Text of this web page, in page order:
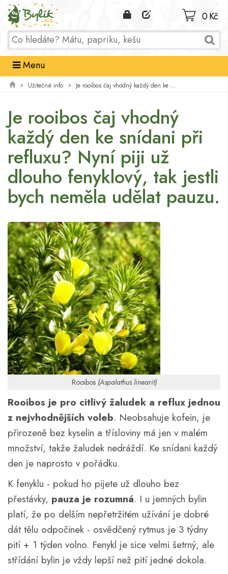
Domů
0 Kč
Menu
Užitečné info Je rooibos čaj vhodný každý den ke snídani při refluxu? Nyní piji už dlouho fenyklový, tak jestli bych neměla udělat pauzu.
Je rooibos čaj vhodný
každý den ke snídani při
refluxu? Nyní piji už
dlouho fenyklový, tak jestli
bych neměla udělat pauzu.
Rooibos (Aspalathus linearit)
Rooibos je pro citlivý žaludek a reflux jednou
z nejvhodnějších voleb. Neobsahuje kofein, je
přirozeně bez kyselin a třísloviny má jen v malém
množství, takže žaludek nedráždí. Ke snídani každý
den je naprosto v pořádku.
K fenyklu - pokud ho pijete už dlouho bez
přestávky, pauza je rozumná. I u jemných bylin
platí, že po delším nepřetržitém užívání je dobré
dát tělu odpočinek - osvědčený rytmus je 3 týdny
pití + 1 týden volno. Fenykl je sice velmi šetrný, ale
střídání bylin je vždy lepší než pití jedné dokola.